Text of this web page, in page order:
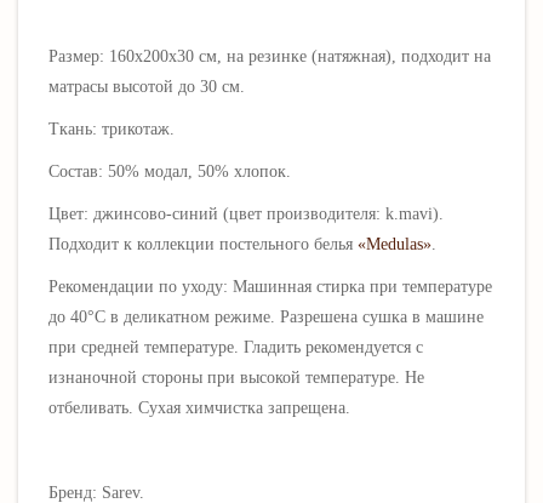
Размер: 160х200х30 см, на резинке (натяжная), подходит на
матрасы высотой до 30 см.
Ткань: трикотаж.
Состав: 50% модал, 50% хлопок.
Цвет: джинсово-синий (цвет производителя: k.mavi).
Подходит к коллекции постельного белья «Medulas».
Рекомендации по уходу: Машинная стирка при температуре
до 40°C в деликатном режиме. Разрешена сушка в машине
при средней температуре. Гладить рекомендуется с
изнаночной стороны при высокой температуре. Не
отбеливать. Сухая химчистка запрещена.
Бренд: Sarev.